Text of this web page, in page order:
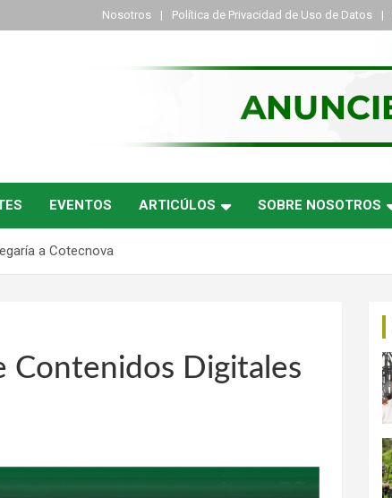
Nosotros Política de Privacidad de Uso de Datos
EVENTOS ARTICÚLOS SOBRE NOSOTROS
a Cotecnova
Contenidos Digitales